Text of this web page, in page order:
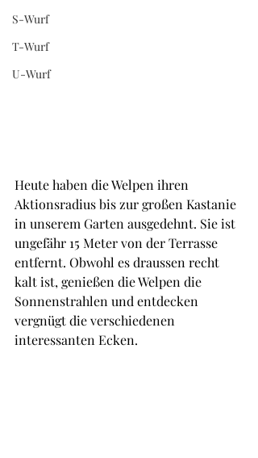
S-Wurf
T-Wurf
U-Wurf
Heute haben die Welpen ihren
Aktionsradius bis zur großen Kastanie
in unserem Garten ausgedehnt. Sie ist
ungefähr 15 Meter von der Terrasse
entfernt. Obwohl es draussen recht
kalt ist, genießen die Welpen die
Sonnenstrahlen und entdecken
vergnügt die verschiedenen
interessanten Ecken.